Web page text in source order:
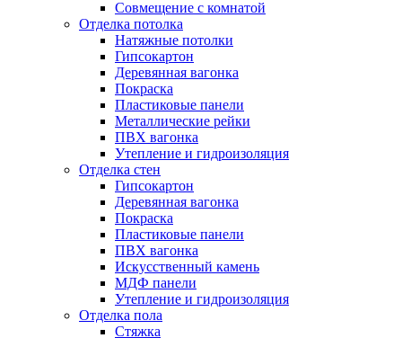
Совмещение с комнатой
Отделка потолка
Натяжные потолки
Гипсокартон
Деревянная вагонка
Покраска
Пластиковые панели
Металлические рейки
ПВХ вагонка
Утепление и гидроизоляция
Отделка стен
Гипсокартон
Деревянная вагонка
Покраска
Пластиковые панели
ПВХ вагонка
Искусственный камень
МДФ панели
Утепление и гидроизоляция
Отделка пола
Стяжка